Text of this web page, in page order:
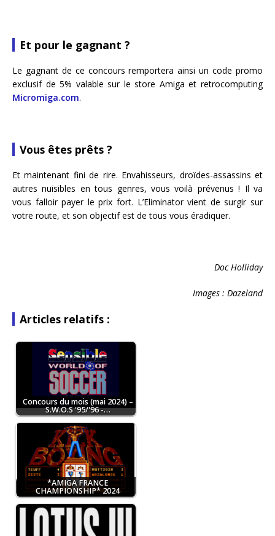
Et pour le gagnant ?
Le gagnant de ce concours remportera ainsi un code promo
exclusif de 5% valable sur le store Amiga et retrocomputing
Micromiga.com.
Vous êtes prêts ?
Et maintenant fini de rire. Envahisseurs, droïdes-assassins et
autres nuisibles en tous genres, vous voilà prévenus ! Il va
vous falloir payer le prix fort. L’Eliminator vient de surgir sur
votre route, et son objectif est de tous vous éradiquer.
Doc Holliday
Images : Dazeland
Articles relatifs :
Concours du mois (mai 2024) –
S.W.O.S '95/'96 -…
*AMIGA FRANCE
CHAMPIONSHIP* 2024